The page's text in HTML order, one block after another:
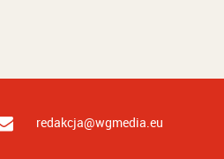
redakcja@wgmedia.eu